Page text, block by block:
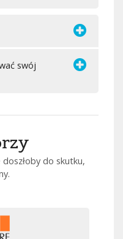
swój
do skutku,